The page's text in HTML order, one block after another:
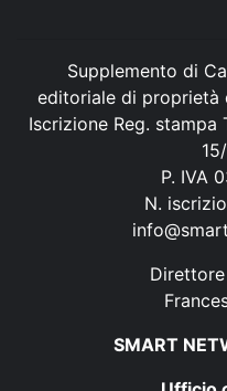
Supplemento di
editoriale di proprietà
Iscrizione Reg. stampa
P. IVA
N.
SMART